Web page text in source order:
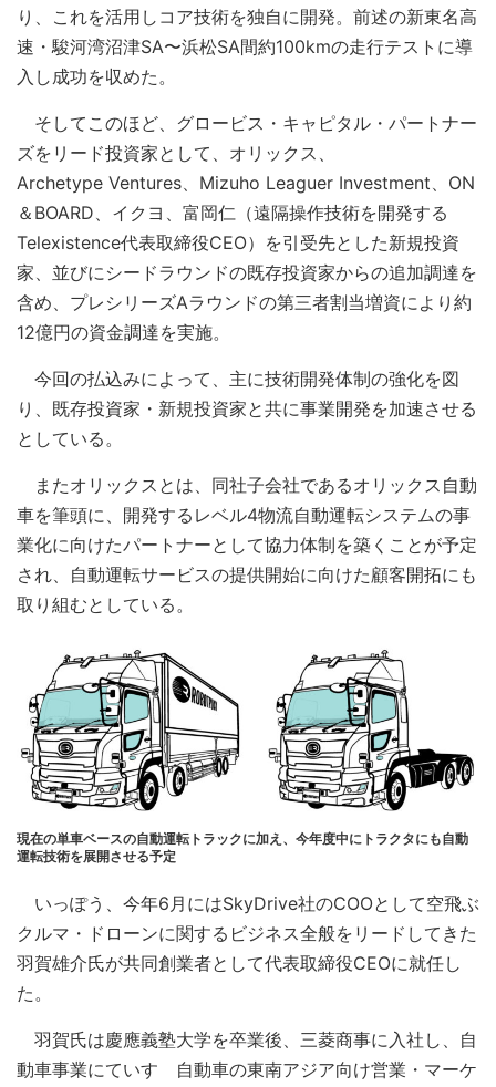
り、これを活用しコア技術を独自に開発。前述の新東名高
速・駿河湾沼津SA〜浜松SA間約100kmの走行テストに導
入し成功を収めた。
そしてこのほど、グロービス・キャピタル・パートナー
ズをリード投資家として、オリックス、
Archetype Ventures、Mizuho Leaguer Investment、ON
＆BOARD、イクヨ、富岡仁（遠隔操作技術を開発する
Telexistence代表取締役CEO）を引受先とした新規投資
家、並びにシードラウンドの既存投資家からの追加調達を
含め、プレシリーズAラウンドの第三者割当増資により約
12億円の資金調達を実施。
今回の払込みによって、主に技術開発体制の強化を図
り、既存投資家・新規投資家と共に事業開発を加速させる
としている。
またオリックスとは、同社子会社であるオリックス自動
車を筆頭に、開発するレベル4物流自動運転システムの事
業化に向けたパートナーとして協力体制を築くことが予定
され、自動運転サービスの提供開始に向けた顧客開拓にも
取り組むとしている。
現在の単車ベースの自動運転トラックに加え、今年度中にトラクタにも自動
運転技術を展開させる予定
いっぽう、今年6月にはSkyDrive社のCOOとして空飛ぶ
クルマ・ドローンに関するビジネス全般をリードしてきた
羽賀雄介氏が共同創業者として代表取締役CEOに就任し
た。
羽賀氏は慶應義塾大学を卒業後、三菱商事に入社し、自
動車事業にていすゞ自動車の東南アジア向け営業・マーケ